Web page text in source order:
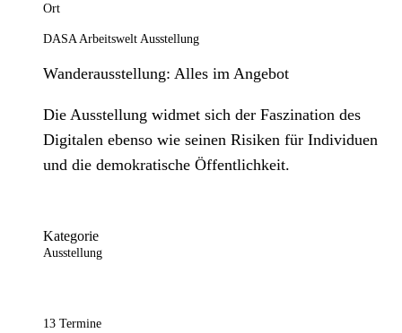
Ort
DASA Arbeitswelt Ausstellung
Wanderausstellung: Alles im Angebot
Die Ausstellung widmet sich der Faszination des
Digitalen ebenso wie seinen Risiken für Individuen
und die demokratische Öffentlichkeit.
Kategorie
Ausstellung
13 Termine